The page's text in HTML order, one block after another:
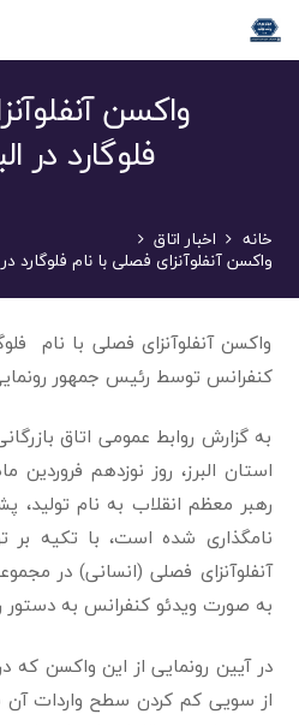
واکسن
فلوگارد در
خانه اخبار اتاق
واکسن آنفلوآنزای فصلی با نام فلوگارد
واکسن آنفلوآنزای فصلی با نام
کنفرانس توسط رئیس جمهور
به گزارش روابط عمومی اتاق
رهبر معظم انقلاب به نام تولید،
نامگذاری شده است، با تکیه بر
آنفلوآنزای فصلی (انسانی) در
به صورت ویدئو کنفرانس به
در آیین رونمایی از این واکسن که
از سویی کم کردن سطح واردات آن